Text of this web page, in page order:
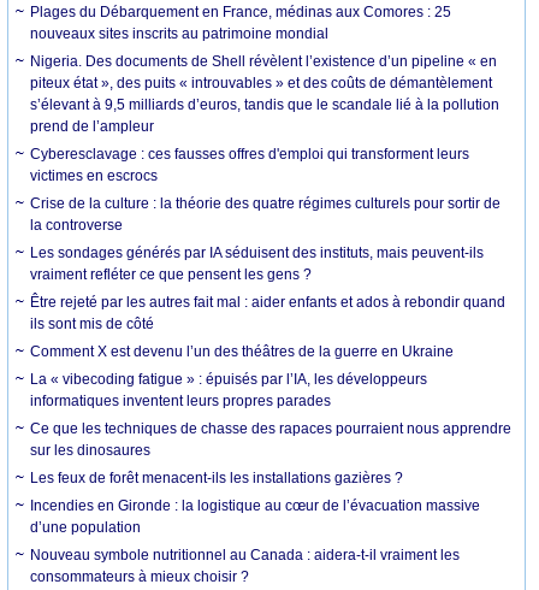
Plages du Débarquement en France, médinas aux Comores : 25
nouveaux sites inscrits au patrimoine mondial
Nigeria. Des documents de Shell révèlent l’existence d’un pipeline « en
piteux état », des puits « introuvables » et des coûts de démantèlement
s’élevant à 9,5 milliards d’euros, tandis que le scandale lié à la pollution
prend de l’ampleur
Cyberesclavage : ces fausses offres d'emploi qui transforment leurs
victimes en escrocs
Crise de la culture : la théorie des quatre régimes culturels pour sortir de
la controverse
Les sondages générés par IA séduisent des instituts, mais peuvent-ils
vraiment refléter ce que pensent les gens ?
Être rejeté par les autres fait mal : aider enfants et ados à rebondir quand
ils sont mis de côté
Comment X est devenu l’un des théâtres de la guerre en Ukraine
La « vibecoding fatigue » : épuisés par l’IA, les développeurs
informatiques inventent leurs propres parades
Ce que les techniques de chasse des rapaces pourraient nous apprendre
sur les dinosaures
Les feux de forêt menacent-ils les installations gazières ?
Incendies en Gironde : la logistique au cœur de l’évacuation massive
d’une population
Nouveau symbole nutritionnel au Canada : aidera-t-il vraiment les
consommateurs à mieux choisir ?